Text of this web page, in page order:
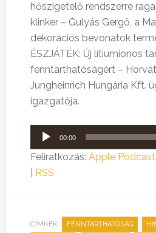
hőszigetelő rendszerre
klinker – Gulyás Gergő, a
dekorációs bevonatok
ÉSZJÁTÉK: Új lítiumionos
fenntarthatóságért –
Jungheinrich Hungária Kft.
igazgatója.
Audió
lejátszó
00:00
Feliratkozás: Apple
RSS
CÍMKÉK: FENNTARTHATÓSÁG ,